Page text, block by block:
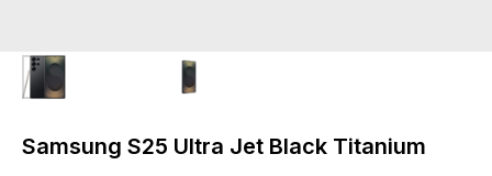
Samsung S25 Ultra Jet Black Titanium